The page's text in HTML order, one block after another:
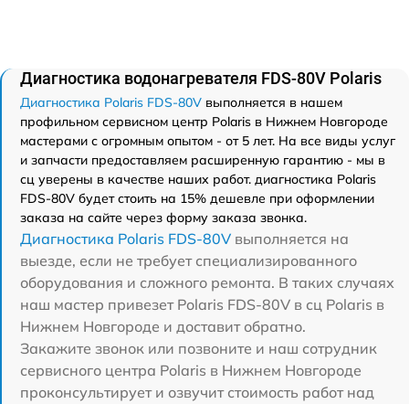
Диагностика водонагревателя FDS-80V Polaris
Диагностика Polaris FDS-80V выполняется в нашем
профильном сервисном центр Polaris в Нижнем Новгороде
мастерами с огромным опытом - от 5 лет. На все виды услуг
и запчасти предоставляем расширенную гарантию - мы в
сц уверены в качестве наших работ. диагностика Polaris
FDS-80V будет стоить на 15% дешевле при оформлении
заказа на сайте через форму заказа звонка.
Диагностика Polaris FDS-80V выполняется на
выезде, если не требует специализированного
оборудования и сложного ремонта. В таких случаях
наш мастер привезет Polaris FDS-80V в сц Polaris в
Нижнем Новгороде и доставит обратно.
Закажите звонок или позвоните и наш сотрудник
сервисного центра Polaris в Нижнем Новгороде
проконсультирует и озвучит стоимость работ над